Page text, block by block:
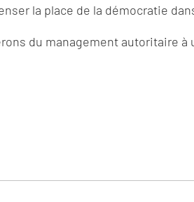
la place de la démocratie
du management autoritaire